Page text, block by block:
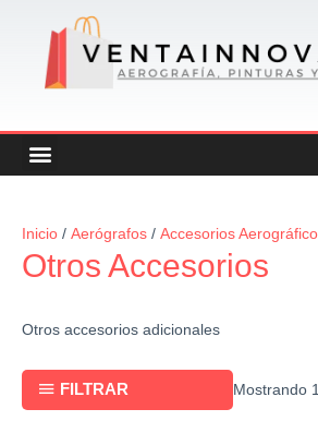
contenido
Menu
Inicio / Aerógrafos / Accesorios
Otros Accesorios
Otros accesorios adicionales
FILTRAR Mostrando